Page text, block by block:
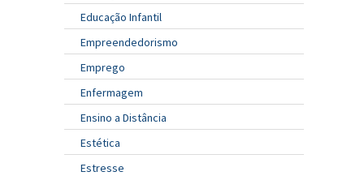
Educação Infantil
Empreendedorismo
Emprego
Enfermagem
Ensino a Distância
Estética
Estresse